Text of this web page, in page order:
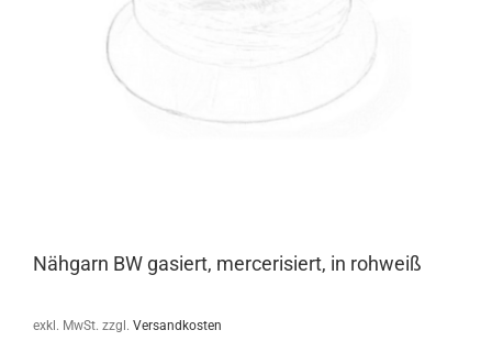
Nähgarn BW gasiert, mercerisiert, in rohweiß
exkl. MwSt. zzgl. Versandkosten